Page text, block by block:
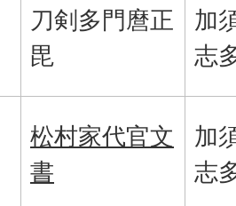
刀剣多門麿正
毘
加
志
松村家代官文
書
加
志